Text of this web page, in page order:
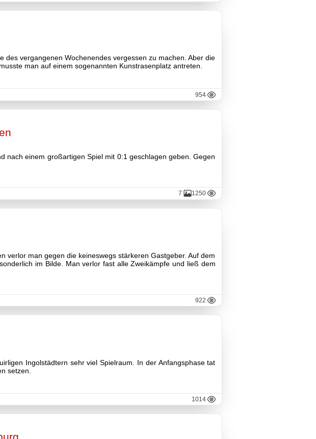
des vergangenen Wochenendes vergessen zu machen. Aber die
man auf einem sogenannten Kunstrasenplatz antreten.
954
nach einem großartigen Spiel mit 0:1 geschlagen geben. Gegen
7 1250
verlor man gegen die keineswegs stärkeren Gastgeber. Auf dem
im Bilde. Man verlor fast alle Zweikämpfe und ließ dem
922
Ingolstädtern sehr viel Spielraum. In der Anfangsphase tat
setzen.
1014